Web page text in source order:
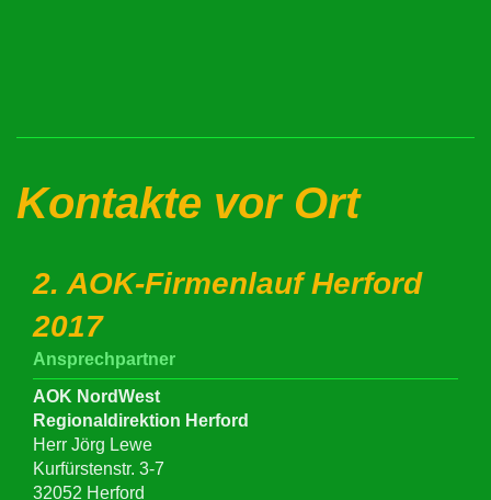
Kontakte vor Ort
2. AOK-Firmenlauf Herford
2017
Ansprechpartner
AOK NordWest
Regionaldirektion Herford
Herr Jörg Lewe
Kurfürstenstr. 3-7
32052 Herford